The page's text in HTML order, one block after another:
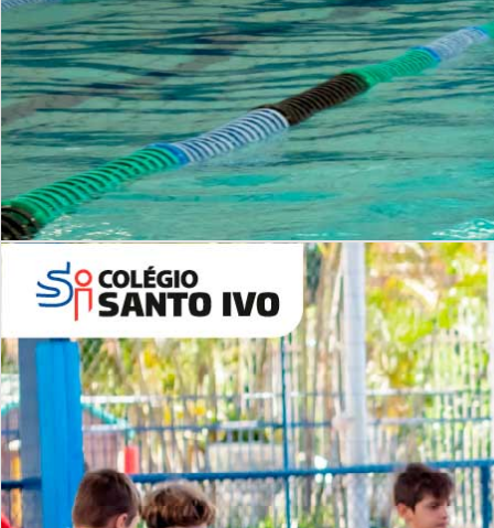
Período Integral | Saiba mais
INSTITUCIONAL
Lista de vídeos